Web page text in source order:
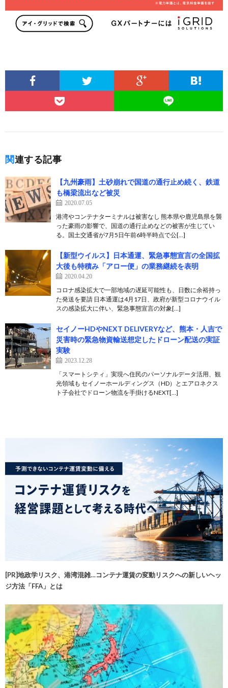
関連する記事
【九州豪雨】土砂崩れで国道の通行止め続く、鉄道
も橋梁流出など被災
2020.07.05
港湾やコンテナターミナルは被害なし 熊本県や鹿児島県を襲
った豪雨の影響で、国道の通行止めなどの被害が生じてい
る。国土交通省が7月5日午前6時半時点で公[…]
【新型ウイルス】日本通運、緊急事態宣言の全国拡
大後も特積み「アロー便」の業務継続を表明
2020.04.20
コロナ感染拡大で一部地域の遅延可能性も、日数に余裕持っ
た発送を要請 日本通運は4月17日、政府が新型コロナウイル
スの感染拡大に伴い、緊急事態宣言の対象[…]
セイノーHDやNEXT DELIVERYなど、熊本・人吉で
災害時の緊急物資輸送想定したドローン配送の実証
実験
2023.12.28
「スマートシティ」実現へ住民のパーソナルデータ活用、観
光領域も セイノーホールディングス（HD）とエアロネクス
ト子会社でドローン物流を手掛けるNEXT[…]
[PR]地政学リスク、港湾混雑…コンテナ運賃の変動リスクへの新しいヘッ
ジ方法「FFA」とは